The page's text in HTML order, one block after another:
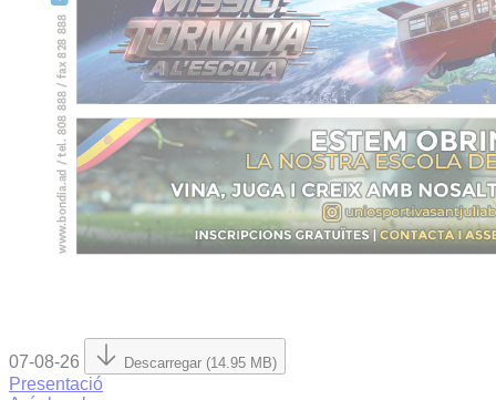
07-08-26 Descarregar (14.95 MB)
Presentació